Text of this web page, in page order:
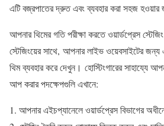
এটি বজ্রপাতের দ্রুত এবং ব্যবহার করা সহজ হওয়ার
আপনার থিমের গতি পরীক্ষা করতে ওয়ার্ডপ্রেস
স্টেজিংয়ের সাথে, আপনার লাইভ ওয়েবসাইটের
থিম ব্যবহার করে দেখুন। হোস্টিংগারের সাহায্যে
আপ করার পদক্ষেপগুলি এখানে:
আপনার এইচপ্যানেলে ওয়ার্ডপ্রেস বিভাগের